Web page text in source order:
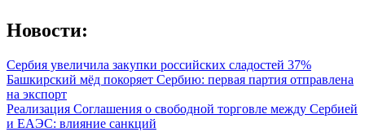
Новости:
Сербия увеличила закупки российских сладостей 37%
Башкирский мёд покоряет Сербию: первая партия отправлена
на экспорт
Реализация Соглашения о свободной торговле между Сербией
и ЕАЭС: влияние санкций